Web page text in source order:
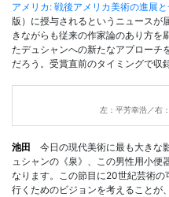
アメリカ: 戦後アメリカ美術の進展と
版）に授与されるというニュースが
きながらも従来の作家論のあり方を
たデュシャンへの新たなアプローチ
だろう。受賞直前のタイミングで収
左：平芳幸浩／右
池田 今日の現代美術に最も大きな
ュシャンの《泉》、この男性用小便
なります。この節目に20世紀芸術
行くためのビジョンを考えることが